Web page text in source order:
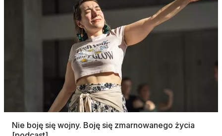
Nie boję się wojny. Boję się zmarnowanego życia